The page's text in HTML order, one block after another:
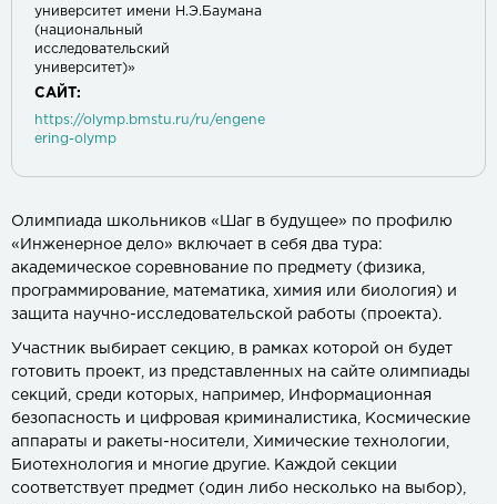
университет имени Н.Э.Баумана
(национальный
исследовательский
университет)»
САЙТ:
https://olymp.bmstu.ru/ru/engene
ering-olymp
Олимпиада школьников «Шаг в будущее» по профилю
«Инженерное дело» включает в себя два тура:
академическое соревнование по предмету (физика,
программирование, математика, химия или биология) и
защита научно-исследовательской работы (проекта).
Участник выбирает секцию, в рамках которой он будет
готовить проект, из представленных на сайте олимпиады
секций, среди которых, например, Информационная
безопасность и цифровая криминалистика, Космические
аппараты и ракеты-носители, Химические технологии,
Биотехнология и многие другие. Каждой секции
соответствует предмет (один либо несколько на выбор),